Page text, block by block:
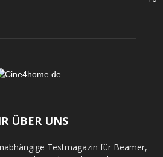
ÜBER UNS
Testmagazin für Beamer,